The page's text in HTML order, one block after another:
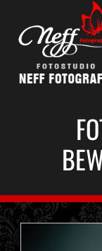
Inhalt
springen